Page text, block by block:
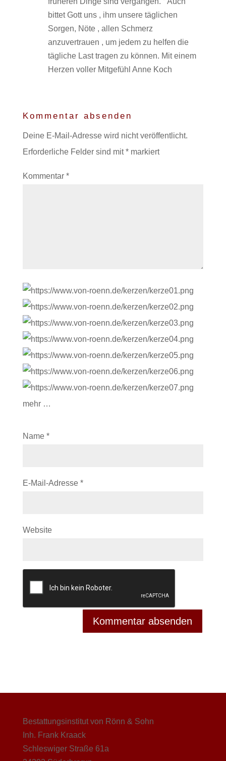
bittet Gott uns , ihm unsere täglichen
Sorgen, Nöte , allen Schmerz
anzuvertrauen , um jedem zu helfen die
tägliche Last tragen zu können. Mit einem
Herzen voller Mitgefühl Anne Koch
Kommentar absenden
Deine E-Mail-Adresse wird nicht veröffentlicht.
Erforderliche Felder sind mit*markiert
Kommentar *
mehr …
Name *
E-Mail-Adresse *
Website
Bestattungsinstitut von Rönn & Sohn
Inh. Frank Kraack
Schleswiger Straße 61a